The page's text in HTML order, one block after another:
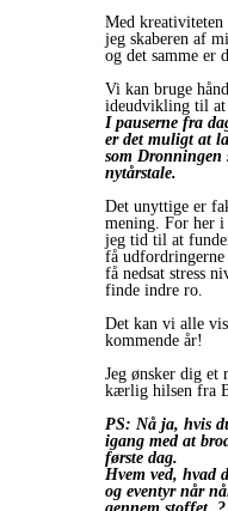
Med kreativiteten
jeg skaberen af
og det samme er
Vi kan bruge
ideudvikling til at
I pauserne fra
er det muligt at
som Dronningen
nytårstale.
Det unyttige er
mening. For her i
jeg tid til at
få
få nedsat stress
finde indre ro.
Det kan vi alle
kommende år!
Jeg ønsker dig
kærlig hilsen fra
PS: Nå ja, hvis
igang med at
første dag.
Hvem ved, hvad
og eventyr når